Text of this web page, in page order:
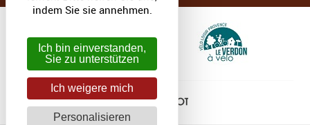
indem Sie sie annehmen.
Ich bin einverstanden,
Sie zu unterstützen
Ich weigere mich
Personalisieren